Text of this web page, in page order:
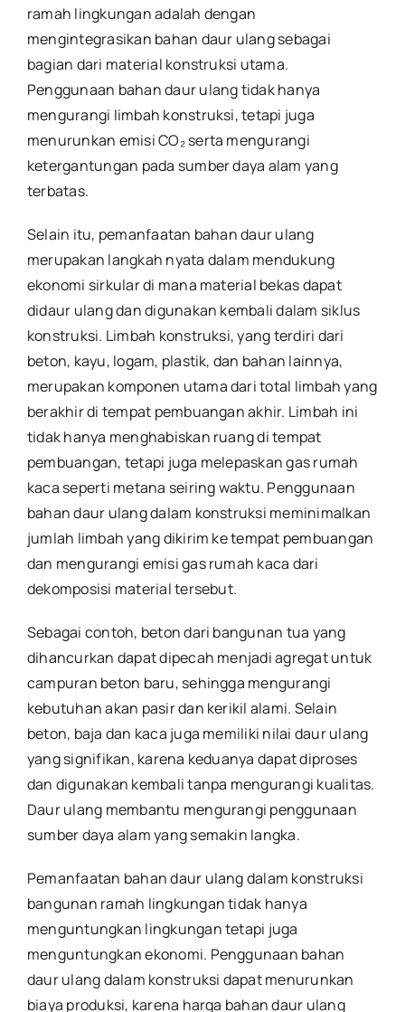
ramah lingkungan adalah dengan
mengintegrasikan bahan daur ulang sebagai
bagian dari material konstruksi utama.
Penggunaan bahan daur ulang tidak hanya
mengurangi limbah konstruksi, tetapi juga
menurunkan emisi CO₂ serta mengurangi
ketergantungan pada sumber daya alam yang
terbatas.
Selain itu, pemanfaatan bahan daur ulang
merupakan langkah nyata dalam mendukung
ekonomi sirkular di mana material bekas dapat
didaur ulang dan digunakan kembali dalam siklus
konstruksi. Limbah konstruksi, yang terdiri dari
beton, kayu, logam, plastik, dan bahan lainnya,
merupakan komponen utama dari total limbah yang
berakhir di tempat pembuangan akhir. Limbah ini
tidak hanya menghabiskan ruang di tempat
pembuangan, tetapi juga melepaskan gas rumah
kaca seperti metana seiring waktu. Penggunaan
bahan daur ulang dalam konstruksi meminimalkan
jumlah limbah yang dikirim ke tempat pembuangan
dan mengurangi emisi gas rumah kaca dari
dekomposisi material tersebut.
Sebagai contoh, beton dari bangunan tua yang
dihancurkan dapat dipecah menjadi agregat untuk
campuran beton baru, sehingga mengurangi
kebutuhan akan pasir dan kerikil alami. Selain
beton, baja dan kaca juga memiliki nilai daur ulang
yang signifikan, karena keduanya dapat diproses
dan digunakan kembali tanpa mengurangi kualitas.
Daur ulang membantu mengurangi penggunaan
sumber daya alam yang semakin langka.
Pemanfaatan bahan daur ulang dalam konstruksi
bangunan ramah lingkungan tidak hanya
menguntungkan lingkungan tetapi juga
menguntungkan ekonomi. Penggunaan bahan
daur ulang dalam konstruksi dapat menurunkan
biaya produksi, karena harga bahan daur ulang